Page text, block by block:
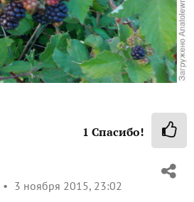
1 Спасибо!
3 ноября 2015, 23:02